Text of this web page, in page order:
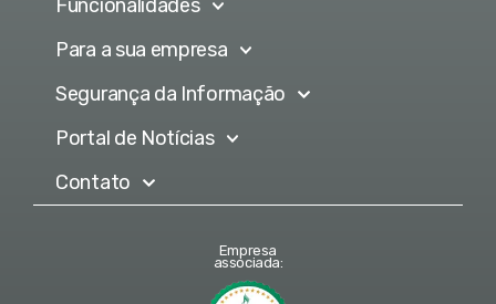
Funcionalidades
Para a sua empresa
Segurança da Informação
Portal de Notícias
Contato
Empresa
associada: